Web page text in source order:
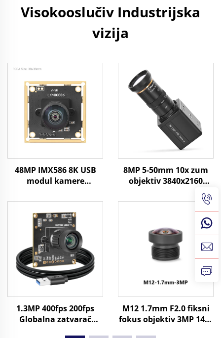
Visokooslučiv Industrijska
vizija
48MP IMX586 8K USB
modul kamere
CMOS prepoznavanje
slikovnih datoteka
8MP 5-50mm 10x zum
objektiv 3840x2160
30fps industrijska vizija
CMOS UVC SDK 4K USB
1.3MP 400fps 200fps
Globalna zatvarač
M12 1.7mm F2.0 fiksni
fokus objektiv 3MP 145°